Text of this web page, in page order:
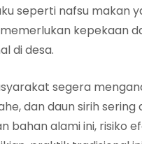
seperti nafsu makan
kepekaan
di desa.
segera
dan daun sirih
bahan alami ini, risiko